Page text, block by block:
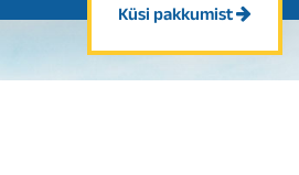
Küsi pakkumist